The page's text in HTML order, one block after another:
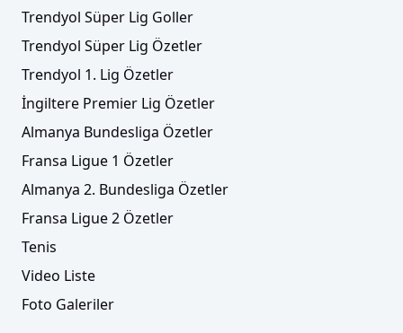
Trendyol Süper Lig Goller
Trendyol Süper Lig Özetler
Trendyol 1. Lig Özetler
İngiltere Premier Lig Özetler
Almanya Bundesliga Özetler
Fransa Ligue 1 Özetler
Almanya 2. Bundesliga Özetler
Fransa Ligue 2 Özetler
Tenis
Video Liste
Foto Galeriler